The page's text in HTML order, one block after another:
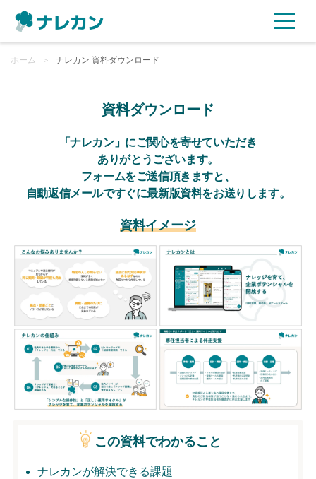
ご利用プラン
ご利用企業様の声
セキュリティ
よくある質問
資料ダウンロード
無料トライアル
ログイン
ホーム ＞ ナレカン 資料ダウンロード
資料ダウンロード
「ナレカン」にご関心を寄せていただき
ありがとうございます。
フォームをご送信頂きますと、
自動返信メールですぐに最新版資料をお送りします。
資料イメージ
この資料でわかること
ナレカンが解決できる課題